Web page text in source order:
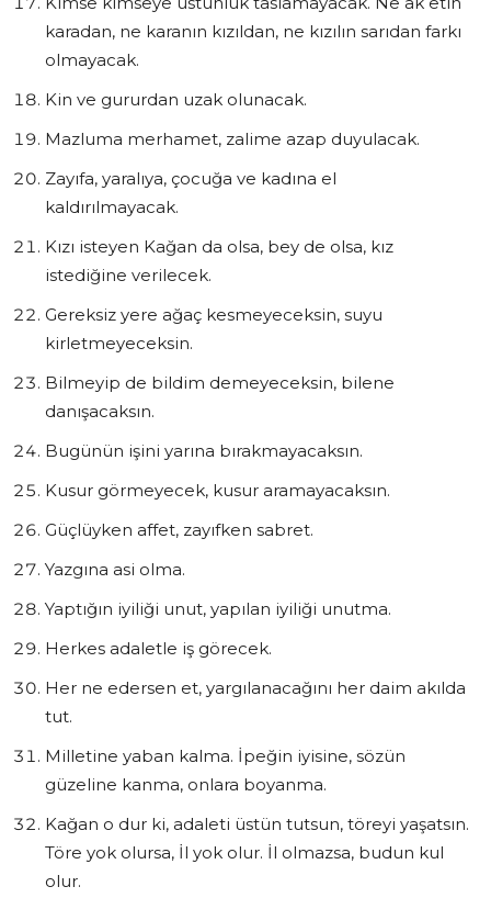
karadan, ne karanın kızıldan, ne kızılın sarıdan farkı
olmayacak.
Kin ve gururdan uzak olunacak.
Mazluma merhamet, zalime azap duyulacak.
Zayıfa, yaralıya, çocuğa ve kadına el
kaldırılmayacak.
Kızı isteyen Kağan da olsa, bey de olsa, kız
istediğine verilecek.
Gereksiz yere ağaç kesmeyeceksin, suyu
kirletmeyeceksin.
Bilmeyip de bildim demeyeceksin, bilene
danışacaksın.
Bugünün işini yarına bırakmayacaksın.
Kusur görmeyecek, kusur aramayacaksın.
Güçlüyken affet, zayıfken sabret.
Yazgına asi olma.
Yaptığın iyiliği unut, yapılan iyiliği unutma.
Herkes adaletle iş görecek.
Her ne edersen et, yargılanacağını her daim akılda
tut.
Milletine yaban kalma. İpeğin iyisine, sözün
güzeline kanma, onlara boyanma.
Kağan o dur ki, adaleti üstün tutsun, töreyi yaşatsın.
Töre yok olursa, İl yok olur. İl olmazsa, budun kul
olur.